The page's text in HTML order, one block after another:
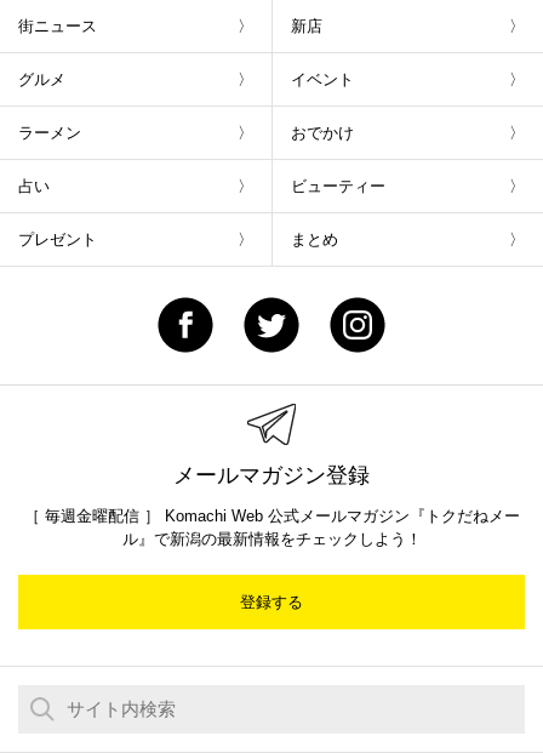
街ニュース 新店
グルメ イベント
ラーメン おでかけ
占い ビューティー
プレゼント まとめ
メールマガジン登録
［ 毎週金曜配信 ］ Komachi Web 公式メールマガジン『トクだねメー
ル』で新潟の最新情報をチェックしよう！
登録する